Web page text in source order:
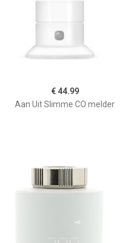
€ 44.99
Aan Uit Slimme CO melder